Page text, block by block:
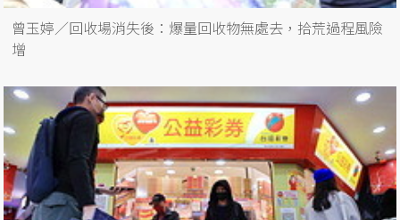
曾玉婷／回收場消失後：爆量回收物無處去，拾荒過程風險
增